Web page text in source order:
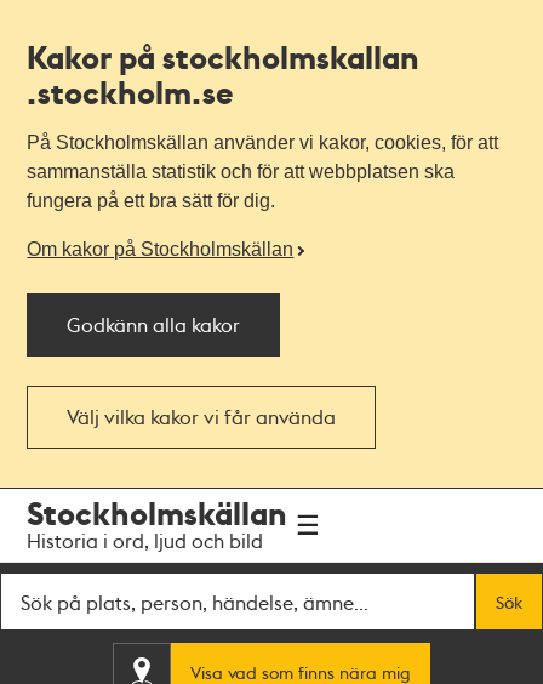
Kakor på stockholmskallan
.stockholm.se
På Stockholmskällan använder vi kakor, cookies, för att
sammanställa statistik och för att webbplatsen ska
fungera på ett bra sätt för dig.
Om kakor på Stockholmskällan
Godkänn alla kakor
Välj vilka kakor vi får använda
navigationen
huvudinnehållet
Stockholmskällan
Historia i ord, ljud och bild
Sök
Visa vad som finns nära mig